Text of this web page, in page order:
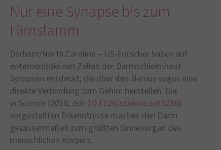
Nur eine Synapse bis zum
Hirnstamm
Durham/North Carolina – US-Forscher haben auf
enteroendokrinen Zellen der Darmschleimhaut
Synapsen entdeckt, die über den Nervus vagus eine
direkte Verbindung zum Gehirn herstellen. Die
in Science (2018; doi: 10.1126/science.aat5236)
vorgestellten Erkenntnisse machen den Darm
gewissermaßen zum größten Sinnesorgan des
menschlichen Körpers.